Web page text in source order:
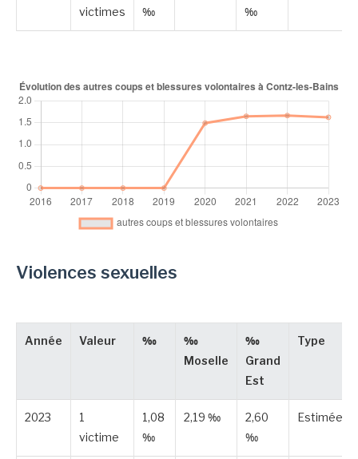
victimes
‰
‰
Violences sexuelles
Année Valeur ‰
‰
Moselle
‰
Grand
Est
Type
2023
1
victime
1,08
‰
2,19 ‰
2,60
‰
Estimée